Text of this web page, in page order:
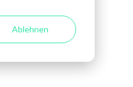
Ablehnen
Studies.